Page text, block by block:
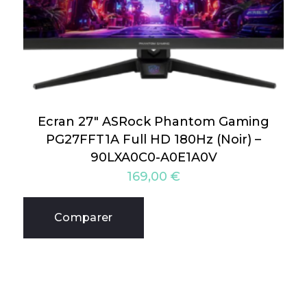
Ecran 27″ ASRock Phantom Gaming
PG27FFT1A Full HD 180Hz (Noir) –
90LXA0C0-A0E1A0V
169,00 €
Comparer